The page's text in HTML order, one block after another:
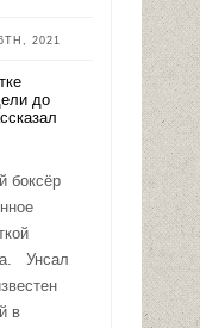
2021
боксёр
Унсал
в